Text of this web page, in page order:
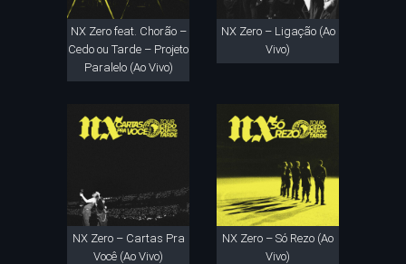
NX Zero feat. Chorão –
Cedo ou Tarde – Projeto
Paralelo (Ao Vivo)
NX Zero – Ligação (Ao
Vivo)
NX Zero – Cartas Pra
Você (Ao Vivo)
NX Zero – Só Rezo (Ao
Vivo)